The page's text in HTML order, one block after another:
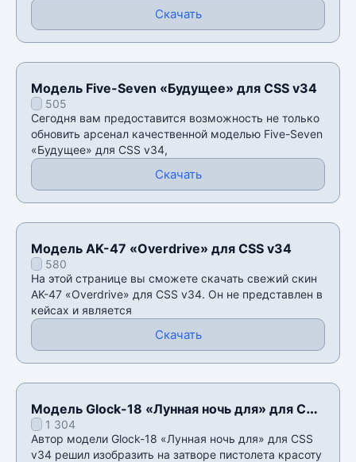
Скачать
Модель Five-Seven «Будущее» для CSS v34
505
Сегодня вам предоставится возможность не только
обновить арсенал качественной моделью Five-Seven
«Будущее» для CSS v34,
Скачать
Модель AK-47 «Overdrive» для CSS v34
580
На этой странице вы сможете скачать свежий скин
AK-47 «Overdrive» для CSS v34. Он не представлен в
кейсах и является
Скачать
Модель Glock-18 «Лунная ночь для» для CSS
v341 304
Автор модели Glock-18 «Лунная ночь для» для CSS
v34 решил изобразить на затворе пистолета красоту